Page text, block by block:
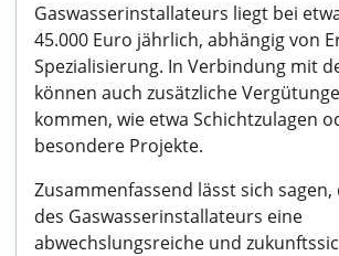
Gaswasserinstallateurs liegt bei
45.000 Euro jährlich, abhängig von
Spezialisierung. In Verbindung mit
können auch zusätzliche
kommen, wie etwa Schichtzulagen
besondere Projekte.
Zusammenfassend lässt sich
des Gaswasserinstallateurs eine
abwechslungsreiche und